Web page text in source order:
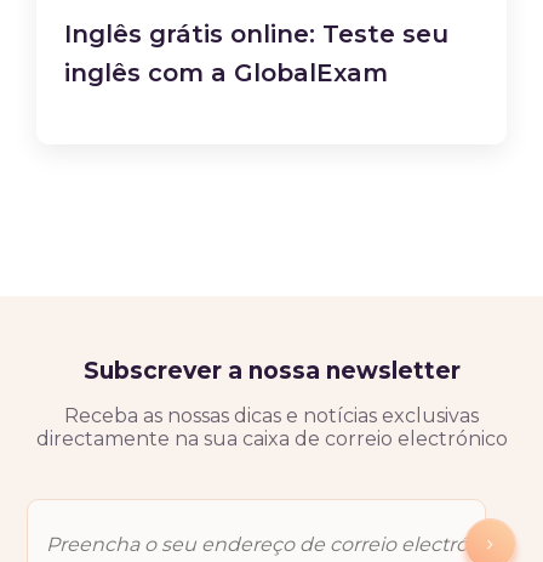
Inglês grátis online: Teste seu
inglês com a GlobalExam
Subscrever a nossa newsletter
Receba as nossas dicas e notícias exclusivas
directamente na sua caixa de correio electrónico